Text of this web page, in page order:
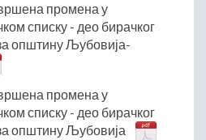
промена у
списку - део бирачког
општину Љубовија-
промена у
списку - део бирачког
општину Љубовија